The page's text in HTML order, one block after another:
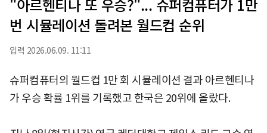
"아르헨티나 또 우승?"... 슈퍼컴퓨터가 1만
번 시뮬레이션 돌려본 월드컵 순위
입력 2026.06.09. 11:11
슈퍼컴퓨터의 월드컵 1만 회 시뮬레이션 결과 아르헨티나
가 우승 확률 1위를 기록했고 한국은 20위에 올랐다.